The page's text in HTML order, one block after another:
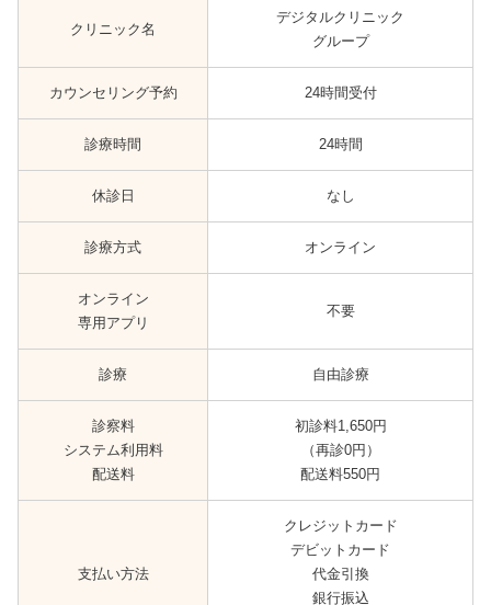
クリニック名
デジタルクリニック
グループ
カウンセリング予約 24時間受付
診療時間 24時間
休診日 なし
診療方式 オンライン
オンライン
専用アプリ
不要
診療 自由診療
診察料
システム利用料
配送料
初診料1,650円
（再診0円）
配送料550円
支払い方法
クレジットカード
デビットカード
代金引換
銀行振込